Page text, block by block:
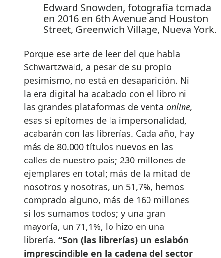
Edward Snowden, fotografía tomada
en 2016 en 6th Avenue and Houston
Street, Greenwich Village, Nueva York.
Porque ese arte de leer del que habla
Schwartzwald, a pesar de su propio
pesimismo, no está en desaparición. Ni
la era digital ha acabado con el libro ni
las grandes plataformas de venta online,
esas sí epítomes de la impersonalidad,
acabarán con las librerías. Cada año, hay
más de 80.000 títulos nuevos en las
calles de nuestro país; 230 millones de
ejemplares en total; más de la mitad de
nosotros y nosotras, un 51,7%, hemos
comprado alguno, más de 160 millones
si los sumamos todos; y una gran
mayoría, un 71,1%, lo hizo en una
librería. “Son (las librerías) un eslabón
imprescindible en la cadena del sector